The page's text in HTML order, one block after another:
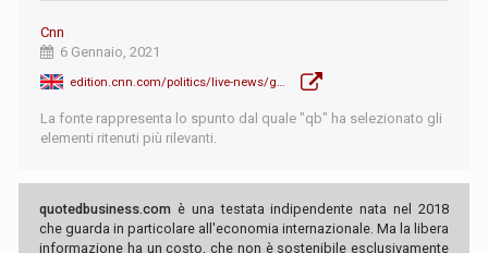
Cnn
6 Gennaio, 2021
La fonte rappresenta lo spunto dal quale "qb" ha selezionato gli
elementi ritenuti più rilevanti.
quotedbusiness.com è una testata indipendente nata nel 2018
che guarda in particolare all'economia internazionale. Ma la libera
informazione ha un costo, che non è sostenibile esclusivamente